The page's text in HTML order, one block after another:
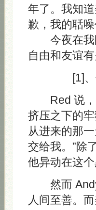
年了。我知
歉，我的聒噪
今夜在我
自由和友谊有
[1]
Red 说，
挤压之下的
从进来的那
交给我。”除
他异动在这
然而 Andy
人间至善。